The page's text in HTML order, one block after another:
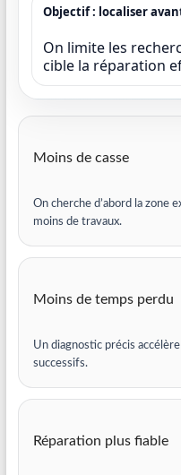
Objectif : localiser
On limite les
cible la réparation
Moins de casse
On cherche d’abord la zone
moins de travaux.
Moins de temps perdu
Un diagnostic précis
successifs.
Réparation plus fiable